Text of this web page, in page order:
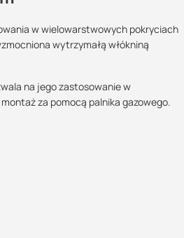
w wielowarstwowych pokryciach
wytrzymałą włókniną
na jego zastosowanie w
za pomocą palnika gazowego.
wzdłuż:
poprzek:
60%